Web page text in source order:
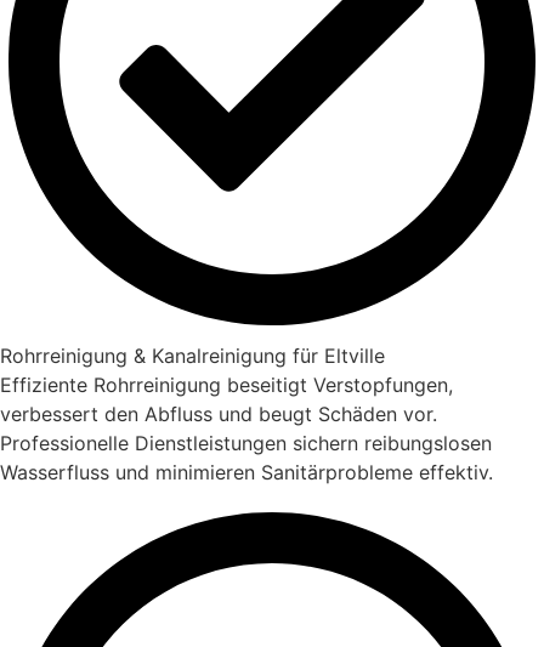
Rohrreinigung & Kanalreinigung für Eltville
Effiziente Rohrreinigung beseitigt Verstopfungen,
verbessert den Abfluss und beugt Schäden vor.
Professionelle Dienstleistungen sichern reibungslosen
Wasserfluss und minimieren Sanitärprobleme effektiv.